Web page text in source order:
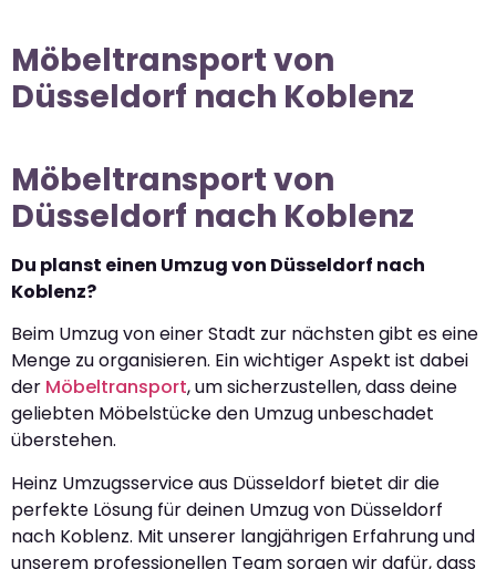
Möbeltransport von
Düsseldorf nach Koblenz
Möbeltransport von
Düsseldorf nach Koblenz
Du planst einen Umzug von Düsseldorf nach
Koblenz?
Beim Umzug von einer Stadt zur nächsten gibt es eine
Menge zu organisieren. Ein wichtiger Aspekt ist dabei
der Möbeltransport, um sicherzustellen, dass deine
geliebten Möbelstücke den Umzug unbeschadet
überstehen.
Heinz Umzugsservice aus Düsseldorf bietet dir die
perfekte Lösung für deinen Umzug von Düsseldorf
nach Koblenz. Mit unserer langjährigen Erfahrung und
unserem professionellen Team sorgen wir dafür, dass